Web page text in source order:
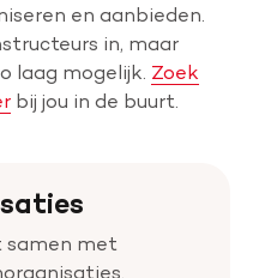
en aanbieden.
in, maar
laag mogelijk. Zoek
bij jou in de buurt.
samen met